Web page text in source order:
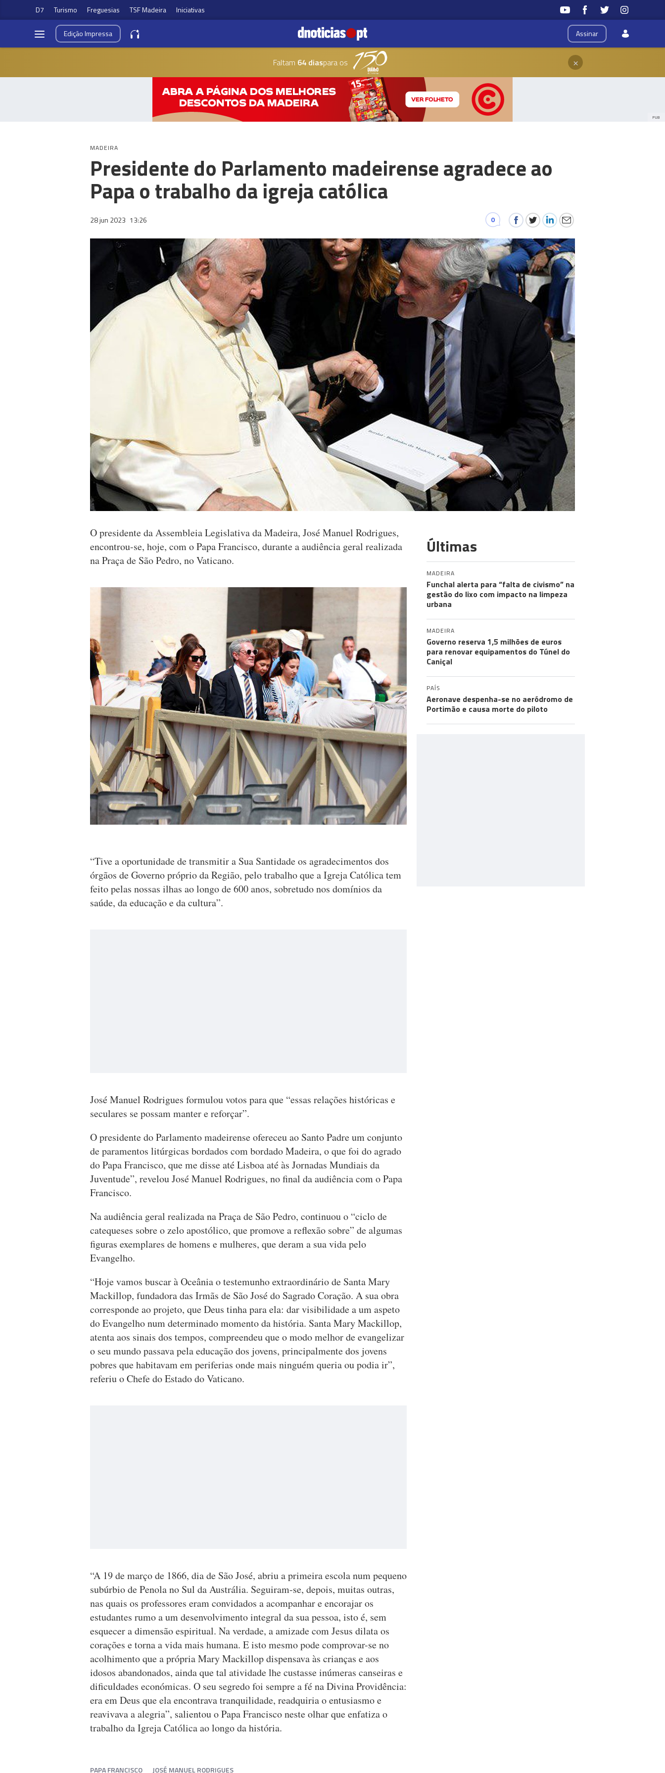
D7 Turismo Freguesias TSF Madeira Iniciativas
Assinar
EdiçãoImpressa
Faltam 64 diaspara os ×
PUB
MADEIRA
Presidente do Parlamento madeirense agradece ao
Papa o trabalho da igreja católica
28 jun 2023 13:26 0
O presidente da Assembleia Legislativa da Madeira, José Manuel Rodrigues,
encontrou-se, hoje, com o Papa Francisco, durante a audiência geral realizada
na Praça de São Pedro, no Vaticano.
“Tive a oportunidade de transmitir a Sua Santidade os agradecimentos dos
órgãos de Governo próprio da Região, pelo trabalho que a Igreja Católica tem
feito pelas nossas ilhas ao longo de 600 anos, sobretudo nos domínios da
saúde, da educação e da cultura”.
José Manuel Rodrigues formulou votos para que “essas relações históricas e
seculares se possam manter e reforçar”.
O presidente do Parlamento madeirense ofereceu ao Santo Padre um conjunto
de paramentos litúrgicas bordados com bordado Madeira, o que foi do agrado
do Papa Francisco, que me disse até Lisboa até às Jornadas Mundiais da
Juventude”, revelou José Manuel Rodrigues, no final da audiência com o Papa
Francisco.
Na audiência geral realizada na Praça de São Pedro, continuou o “ciclo de
catequeses sobre o zelo apostólico, que promove a reflexão sobre” de algumas
figuras exemplares de homens e mulheres, que deram a sua vida pelo
Evangelho.
“Hoje vamos buscar à Oceânia o testemunho extraordinário de Santa Mary
Mackillop, fundadora das Irmãs de São José do Sagrado Coração. A sua obra
corresponde ao projeto, que Deus tinha para ela: dar visibilidade a um aspeto
do Evangelho num determinado momento da história. Santa Mary Mackillop,
atenta aos sinais dos tempos, compreendeu que o modo melhor de evangelizar
o seu mundo passava pela educação dos jovens, principalmente dos jovens
pobres que habitavam em periferias onde mais ninguém queria ou podia ir”,
referiu o Chefe do Estado do Vaticano.
“A 19 de março de 1866, dia de São José, abriu a primeira escola num pequeno
subúrbio de Penola no Sul da Austrália. Seguiram-se, depois, muitas outras,
nas quais os professores eram convidados a acompanhar e encorajar os
estudantes rumo a um desenvolvimento integral da sua pessoa, isto é, sem
esquecer a dimensão espiritual. Na verdade, a amizade com Jesus dilata os
corações e torna a vida mais humana. E isto mesmo pode comprovar-se no
acolhimento que a própria Mary Mackillop dispensava às crianças e aos
idosos abandonados, ainda que tal atividade lhe custasse inúmeras canseiras e
dificuldades económicas. O seu segredo foi sempre a fé na Divina Providência:
era em Deus que ela encontrava tranquilidade, readquiria o entusiasmo e
reavivava a alegria”, salientou o Papa Francisco neste olhar que enfatiza o
trabalho da Igreja Católica ao longo da história.
PAPA FRANCISCO JOSÉ MANUEL RODRIGUES
Últimas
MADEIRA
Funchal alerta para “falta de civismo” na
gestão do lixo com impacto na limpeza
urbana
MADEIRA
Governo reserva 1,5 milhões de euros
para renovar equipamentos do Túnel do
Caniçal
PAÍS
Aeronave despenha-se no aeródromo de
Portimão e causa morte do piloto